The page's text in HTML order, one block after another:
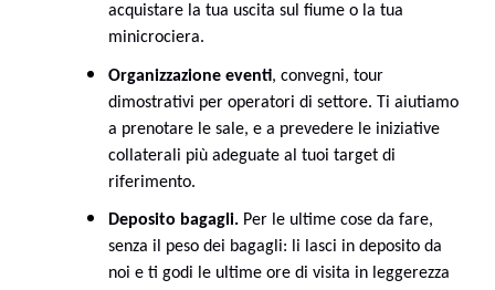
acquistare la tua uscita sul fiume o la tua
minicrociera.
Organizzazione eventi, convegni, tour
dimostrativi per operatori di settore. Ti aiutiamo
a prenotare le sale, e a prevedere le iniziative
collaterali più adeguate al tuoi target di
riferimento.
Deposito bagagli. Per le ultime cose da fare,
senza il peso dei bagagli: li lasci in deposito da
noi e ti godi le ultime ore di visita in leggerezza